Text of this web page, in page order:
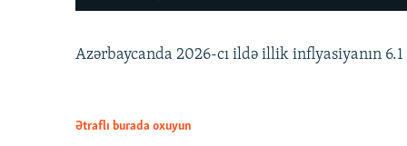
Azərbaycanda 2026-cı ildə illik inflyasiyanın
Ətraflı burada oxuyun